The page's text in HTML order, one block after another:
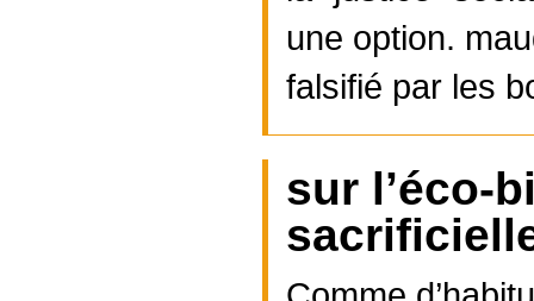
une option.
falsifié par les
sur l’éco-